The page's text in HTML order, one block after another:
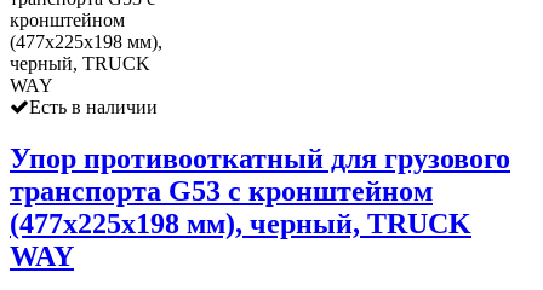
Есть в наличии
Упор противооткатный для грузового
транспорта G53 с кронштейном
(477х225х198 мм), черный, TRUCK
WAY